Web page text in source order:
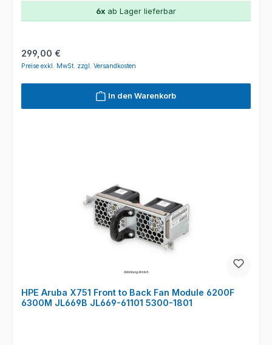
6x ab Lager lieferbar
Regulärer Preis:
299,00 €
Preise exkl. MwSt. zzgl. Versandkosten
In den Warenkorb
HPE Aruba X751 Front to Back Fan Module 6200F
6300M JL669B JL669-61101 5300-1801